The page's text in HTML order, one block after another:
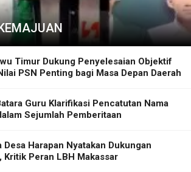
Timur Dukung Penyelesaian Objektif
PSN Penting bagi Masa Depan Daerah
Guru Klarifikasi Pencatutan Nama
Sejumlah Pemberitaan
Desa Harapan Nyatakan Dukungan
Kritik Peran LBH Makassar